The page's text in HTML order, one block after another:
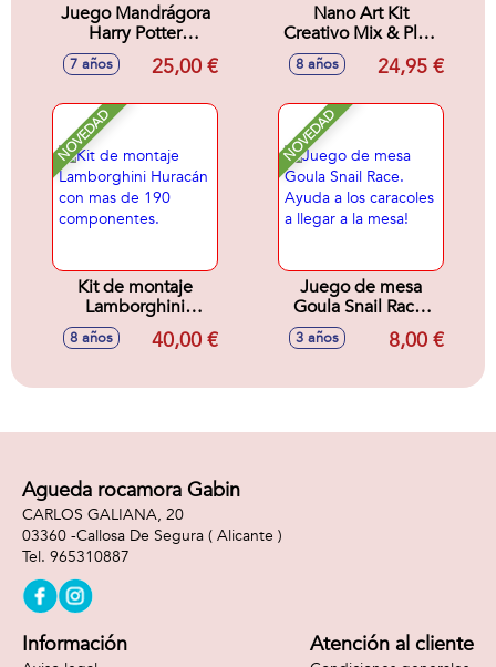
Juego Mandrágora
Harry Potter
.Construye y cultiva
la legendaria
en las clases de
Herbología de
Hogwarts..
7 años 25,00 €
Nano Art Kit
Creativo Mix & Play.
Para crear, inflar y
decorar tus
con Nano Tape.
8 años 24,95 €
NOVEDAD
Kit de montaje
Lamborghini
Huracán con mas
de 190
8 años 40,00 €
NOVEDAD
Juego de mesa
Goula Snail Race.
Ayuda a los
caracoles a llegar a
3 años 8,00 €
Agueda rocamora Gabin
CARLOS GALIANA, 20
03360 -Callosa De Segura ( Alicante )
965310887
Información Atención al cliente